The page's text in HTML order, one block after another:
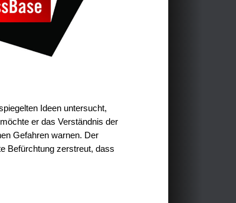
Ideen untersucht,
er das Verständnis der
Gefahren warnen. Der
Befürchtung zerstreut, dass